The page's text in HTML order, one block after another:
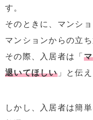
す。
そのときに、マンシ
マンションからの立
その際、入居者は「
退いてほしい」と伝え
しかし、入居者は簡